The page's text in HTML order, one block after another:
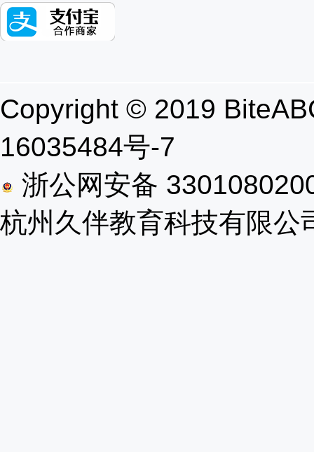
Copyright © 2019
16035484号-7
浙公网安备
杭州久伴教育科技有限公